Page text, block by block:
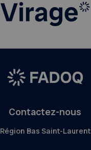
Contactez-nous
Région Bas Saint-Laurent